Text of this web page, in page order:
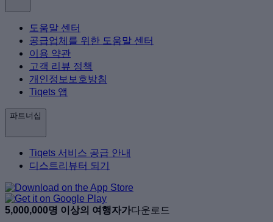
도움말 센터
공급업체를 위한 도움말 센터
이용 약관
고객 리뷰 정책
개인정보보호방침
Tiqets 앱
파트너십
Tiqets 서비스 공급 안내
디스트리뷰터 되기
5,000,000명 이상의 여행자가다운로드